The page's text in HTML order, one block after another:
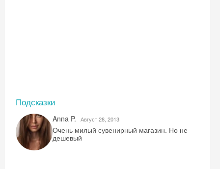
Подсказки
Anna P. Август 28, 2013
Очень милый сувенирный магазин. Но не
дешевый